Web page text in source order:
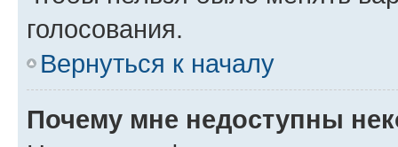
голосования.
Вернуться к началу
Почему мне недоступны